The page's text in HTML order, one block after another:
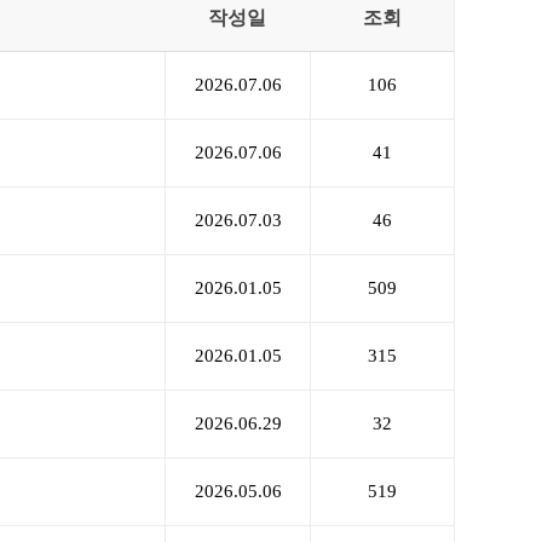
작성일 조회
2026.07.06 106
2026.07.06 41
2026.07.03 46
2026.01.05 509
2026.01.05 315
2026.06.29 32
2026.05.06 519